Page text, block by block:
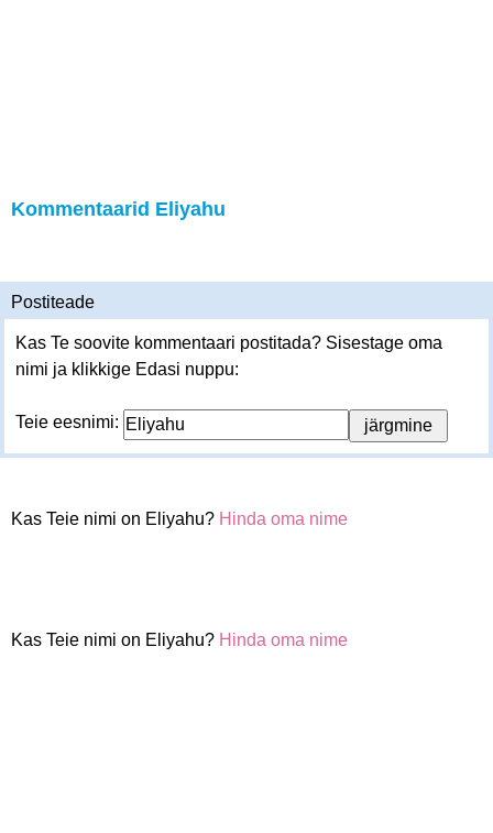
Kommentaarid Eliyahu
Postiteade
Kas Te soovite kommentaari postitada? Sisestage oma
nimi ja klikkige Edasi nuppu:
Teie eesnimi:
Kas Teie nimi on Eliyahu? Hinda oma nime
Kas Teie nimi on Eliyahu? Hinda oma nime